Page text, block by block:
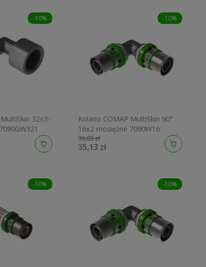
-10%
32x3-
-10%
Kolano COMAP MultiSkin 90°
16x2 mosiężne 7090W16
39,03 zł
35,13 zł
-10% -10%